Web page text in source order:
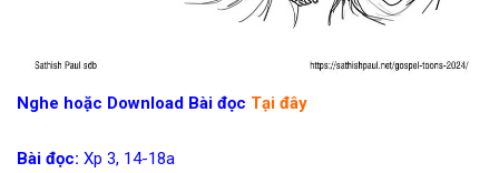
Nghe hoặc Download Bài đọc Tại đây
Bài đọc: Xp 3, 14-18a